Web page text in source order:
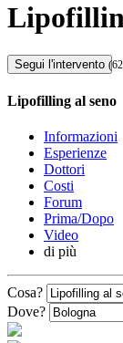
Segui l'intervento
Lipofilling al seno
Informazioni
Esperienze
Dottori
Costi
Forum
Prima/Dopo
Video
di più
Cosa?
Dove?